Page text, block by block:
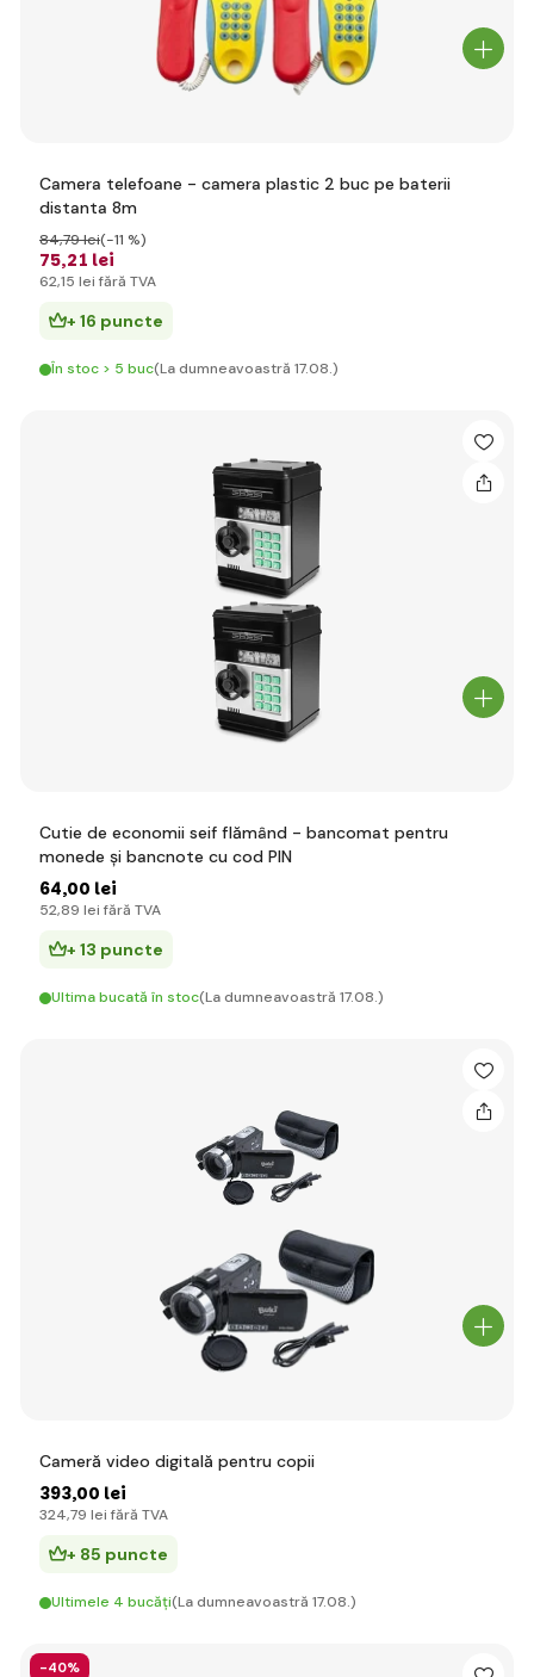
Camera telefoane - camera plastic 2 buc pe baterii
distanta 8m
75,21 lei
84,79 lei(-11 %)
62,15 lei fără TVA
+ 16 puncte
În stoc > 5 buc(La dumneavoastră 17.08.)
Cutie de economii seif flămând - bancomat pentru
monede și bancnote cu cod PIN
64,00 lei
52,89 lei fără TVA
+ 13 puncte
Ultima bucată în stoc(La dumneavoastră 17.08.)
Cameră video digitală pentru copii
393,00 lei
324,79 lei fără TVA
+ 85 puncte
Ultimele 4 bucăți(La dumneavoastră 17.08.)
-40%